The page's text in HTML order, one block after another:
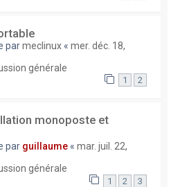
parmeclinux « mer. déc. 18,
générale
1 2
monoposte et
par guillaume « mar. juil. 22,
générale
1 2 3